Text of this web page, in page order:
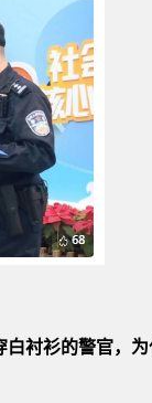
衬衫的警官，